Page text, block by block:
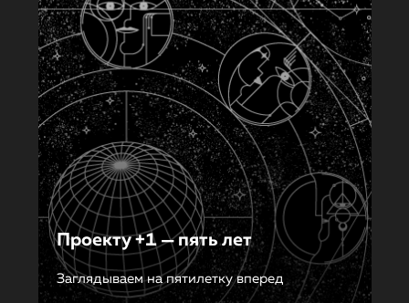
Проекту +1 — пять лет
Заглядываем на пятилетку вперед